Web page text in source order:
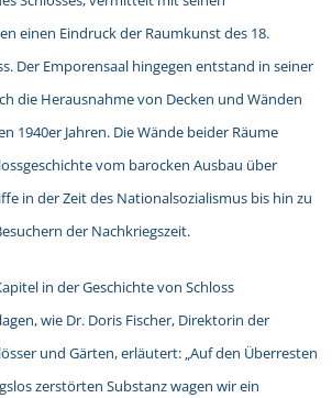
einen Eindruck der Raumkunst des 18.
Der Emporensaal hingegen entstand in seiner
die Herausnahme von Decken und Wänden
1940er Jahren. Die Wände beider Räume
vom barocken Ausbau über
in der Zeit des Nationalsozialismus bis hin zu
der Nachkriegszeit.
in der Geschichte von Schloss
wie Dr. Doris Fischer, Direktorin der
und Gärten, erläutert: „Auf den Überresten
zerstörten Substanz wagen wir ein